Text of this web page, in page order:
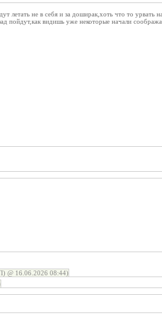
летать не в себя и за доширак,хоть что то урвать
пойдут,как видишь уже некоторые начали
@ 16.06.2026 08:44)